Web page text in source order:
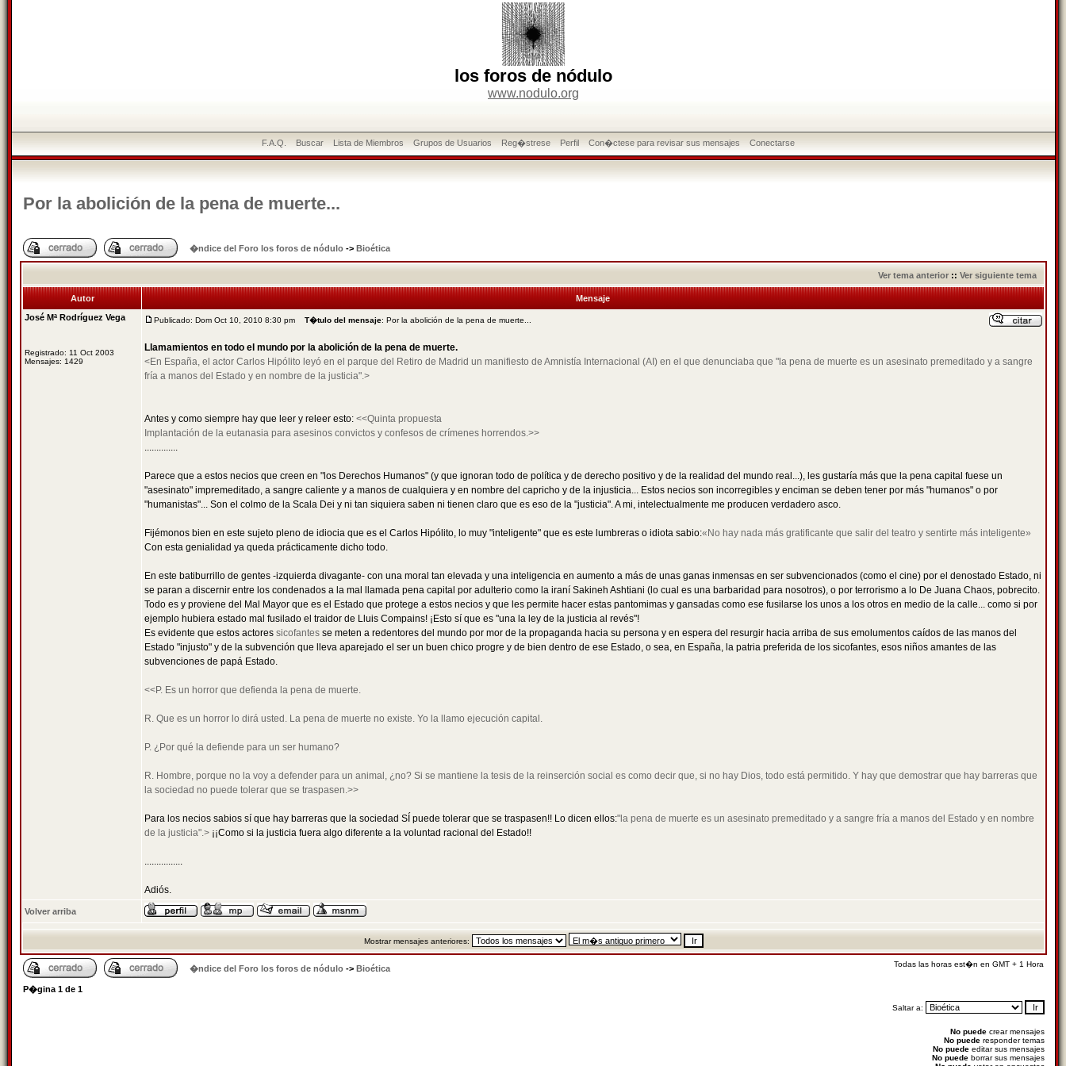
los foros de nódulo
www.nodulo.org
F.A.Q. Buscar Lista de Miembros Grupos de Usuarios Reg�strese Perfil Con�ctese para revisar sus mensajes Conectarse
Por la abolición de la pena de muerte...
�ndice del Foro los foros de nódulo -> Bioética
Ver tema anterior :: Ver siguiente tema
Autor
Mensaje
José Mª Rodríguez Vega
Registrado: 11 Oct 2003
Mensajes: 1429
Publicado: Dom Oct 10, 2010 8:30 pm T�tulo del mensaje: Por la abolición de la pena de muerte...
Llamamientos en todo el mundo por la abolición de la pena de muerte.
<En España, el actor Carlos Hipólito leyó en el parque del Retiro de Madrid un manifiesto de Amnistía Internacional (AI) en el que denunciaba que "la pena de muerte es un asesinato premeditado y a sangre
fría a manos del Estado y en nombre de la justicia".>
Antes y como siempre hay que leer y releer esto: <<Quinta propuesta
Implantación de la eutanasia para asesinos convictos y confesos de crímenes horrendos.>>
..............
Parece que a estos necios que creen en "los Derechos Humanos" (y que ignoran todo de política y de derecho positivo y de la realidad del mundo real...), les gustaría más que la pena capital fuese un
"asesinato" impremeditado, a sangre caliente y a manos de cualquiera y en nombre del capricho y de la injusticia... Estos necios son incorregibles y enciman se deben tener por más "humanos" o por
"humanistas"... Son el colmo de la Scala Dei y ni tan siquiera saben ni tienen claro que es eso de la "justicia". A mi, intelectualmente me producen verdadero asco.
Fijémonos bien en este sujeto pleno de idiocia que es el Carlos Hipólito, lo muy "inteligente" que es este lumbreras o idiota sabio:«No hay nada más gratificante que salir del teatro y sentirte más inteligente»
Con esta genialidad ya queda prácticamente dicho todo.
En este batiburrillo de gentes -izquierda divagante- con una moral tan elevada y una inteligencia en aumento a más de unas ganas inmensas en ser subvencionados (como el cine) por el denostado Estado, ni
se paran a discernir entre los condenados a la mal llamada pena capital por adulterio como la iraní Sakineh Ashtiani (lo cual es una barbaridad para nosotros), o por terrorismo a lo De Juana Chaos, pobrecito.
Todo es y proviene del Mal Mayor que es el Estado que protege a estos necios y que les permite hacer estas pantomimas y gansadas como ese fusilarse los unos a los otros en medio de la calle... como si por
ejemplo hubiera estado mal fusilado el traidor de Lluis Compains! ¡Esto sí que es "una la ley de la justicia al revés"!
Es evidente que estos actores sicofantes se meten a redentores del mundo por mor de la propaganda hacia su persona y en espera del resurgir hacia arriba de sus emolumentos caídos de las manos del
Estado "injusto" y de la subvención que lleva aparejado el ser un buen chico progre y de bien dentro de ese Estado, o sea, en España, la patria preferida de los sicofantes, esos niños amantes de las
subvenciones de papá Estado.
<<P. Es un horror que defienda la pena de muerte.
R. Que es un horror lo dirá usted. La pena de muerte no existe. Yo la llamo ejecución capital.
P. ¿Por qué la defiende para un ser humano?
R. Hombre, porque no la voy a defender para un animal, ¿no? Si se mantiene la tesis de la reinserción social es como decir que, si no hay Dios, todo está permitido. Y hay que demostrar que hay barreras que
la sociedad no puede tolerar que se traspasen.>>
Para los necios sabios sí que hay barreras que la sociedad SÍ puede tolerar que se traspasen!! Lo dicen ellos:"la pena de muerte es un asesinato premeditado y a sangre fría a manos del Estado y en nombre
de la justicia".> ¡¡Como si la justicia fuera algo diferente a la voluntad racional del Estado!!
................
Adiós.
Volver arriba
Mostrar mensajes anteriores:
�ndice del Foro los foros de nódulo -> Bioética Todas las horas est�n en GMT + 1 Hora
P�gina 1 de 1
Saltar a:
No puede crear mensajes
No puede responder temas
No puede editar sus mensajes
No puede borrar sus mensajes